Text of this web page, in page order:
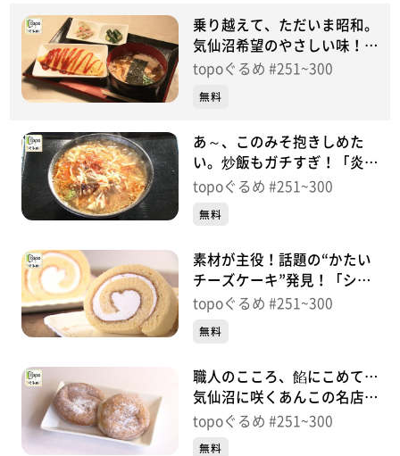
※特典をご利用の際は、topoにログインをしてトップ
画面をご注文の前にお店の方にお見せください。
（トップ画面上部、ユーザ名と一緒に表示されている
※紹介した店舗情報は変更している場合があります。
※紹介した商品は取り扱いが終了している場合がありま
す。
番組HP（https://www.khb-tv.co.jp/topogurume/）
乗り越えて、ただいま昭和。
気仙沼希望のやさしい味！
「喫茶マンボ」（気仙沼市南
topoぐるめ #251~300
無料
あ～、このみそ抱きしめた
い。炒飯もガチすぎ！「炎
（ほむら）」（気仙沼市赤岩
topoぐるめ #251~300
無料
素材が主役！話題の“かたい
チーズケーキ”発見！「シェ･
ササキ」（気仙沼市上田中）
topoぐるめ #251~300
無料
職人のこころ、餡にこめて…
気仙沼に咲くあんこの名店！
「紅梅」（気仙沼市魚町）＃
topoぐるめ #251~300
無料